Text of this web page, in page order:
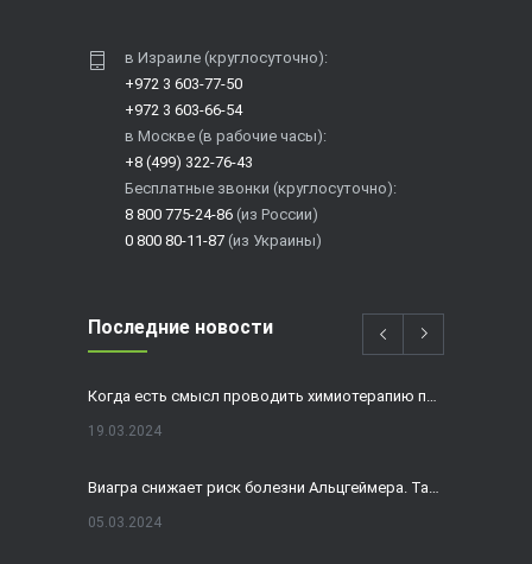
в Израиле (круглосуточно):
+972 3 603-77-50
+972 3 603-66-54
в Москве (в рабочие часы):
+8 (499) 322-76-43
Бесплатные звонки (круглосуточно):
8 800 775-24-86 (из России)
0 800 80-11-87 (из Украины)
Последние новости
19.03.2024
05.03.2024